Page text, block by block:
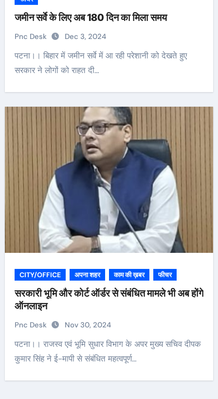
जमीन सर्वे के लिए अब 180 दिन का मिला समय
Pnc Desk Dec 3, 2024
पटना।। बिहार में जमीन सर्वे में आ रही परेशानी को देखते हुए
सरकार ने लोगों को राहत दी…
CITY/OFFICE अपना शहर काम की ख़बर फीचर
सरकारी भूमि और कोर्ट ऑर्डर से संबंधित मामले भी अब होंगे
ऑनलाइन
Pnc Desk Nov 30, 2024
पटना।। राजस्व एवं भूमि सुधार विभाग के अपर मुख्य सचिव दीपक
कुमार सिंह ने ई-मापी से संबंधित महत्वपूर्ण…